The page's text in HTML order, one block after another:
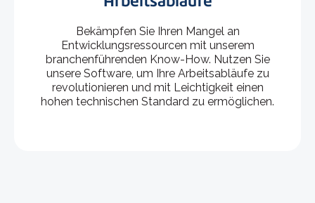
Bekämpfen Sie Ihren Mangel an
Entwicklungsressourcen mit unserem
branchenführenden Know-How. Nutzen Sie
unsere Software, um Ihre Arbeitsabläufe zu
revolutionieren und mit Leichtigkeit einen
hohen technischen Standard zu ermöglichen.